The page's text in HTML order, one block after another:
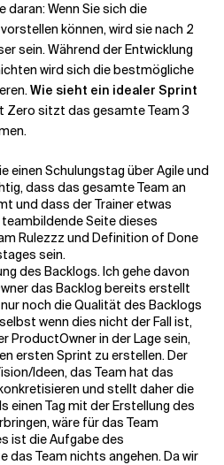
daran: Wenn Sie sich die
können, wird sie nach 2
sein. Während der Entwicklung
wird sich die bestmögliche
Wie sieht ein idealer Sprint
Zero sitzt das gesamte Team 3
einen Schulungstag über Agile und
dass das gesamte Team an
und dass der Trainer etwas
Seite dieses
Rulezzz und Definition of Done
sein.
des Backlogs. Ich gehe davon
das Backlog bereits erstellt
noch die Qualität des Backlogs
wenn dies nicht der Fall ist,
ProductOwner in der Lage sein,
ersten Sprint zu erstellen. Der
Ideen, das Team hat das
und stellt daher die
einen Tag mit der Erstellung des
wäre für das Team
ist die Aufgabe des
das Team nichts angehen. Da wir